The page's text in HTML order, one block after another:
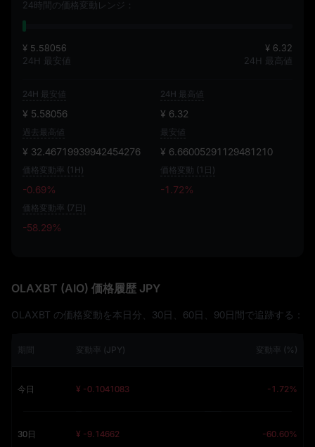
24時間の価格変動レンジ：
¥ 5.58056
24H 最安値
¥ 6.32
24H 最高値
24H 最安値
¥ 5.58056
24H 最高値
¥ 6.32
過去最高値
¥ 32.46719939942454276
最安値
¥ 6.66005291129481210
価格変動率 (1H)
-0.69%
価格変動 (1日)
-1.72%
価格変動率 (7日)
-58.29%
OLAXBT (AIO) 価格履歴 JPY
OLAXBT の価格変動を本日分、30日、60日、90日間で追跡する：
期間 変動率 (JPY) 変動率 (%)
今日 ¥ -0.1041083 -1.72%
30日 ¥ -9.14662 -60.60%